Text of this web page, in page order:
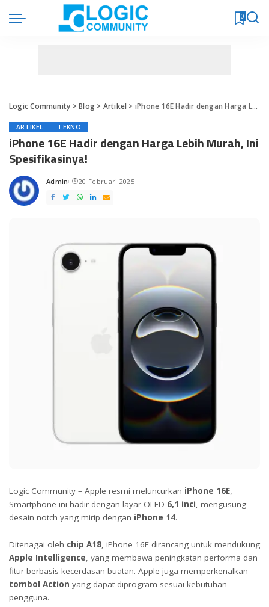
0
Logic Community >Blog> Artikel > iPhone 16E Hadir dengan Harga Lebih Murah, Ini Spesifikasinya!
ARTIKEL TEKNO
iPhone 16E Hadir dengan Harga Lebih Murah, Ini
Spesifikasinya!
Posted
by
Admin 20 Februari 2025
Logic Community – Apple resmi meluncurkan iPhone 16E,
Smartphone ini hadir dengan layar OLED 6,1 inci, mengusung
desain notch yang mirip dengan iPhone 14.
Ditenagai oleh chip A18 , iPhone 16E dirancang untuk mendukung
Apple Intelligence , yang membawa peningkatan performa dan
fitur berbasis kecerdasan buatan. Apple juga memperkenalkan
tombol Action yang dapat diprogram sesuai kebutuhan
pengguna.